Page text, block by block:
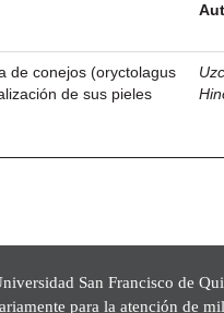
de conejos (oryctolagus
de sus pieles
San Francisco de
para la atención de